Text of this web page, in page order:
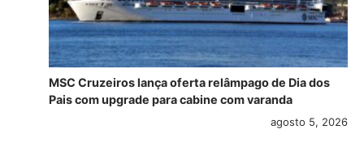
MSC Cruzeiros lança oferta relâmpago de Dia dos
Pais com upgrade para cabine com varanda
agosto 5, 2026